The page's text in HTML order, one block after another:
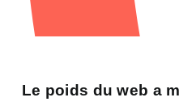
Le poids du web a